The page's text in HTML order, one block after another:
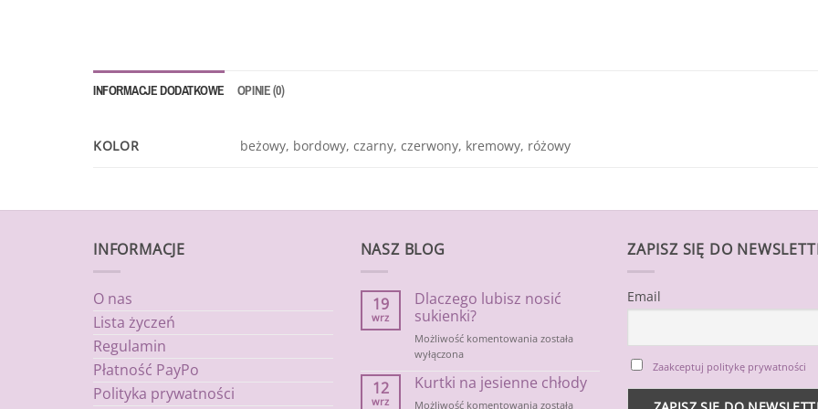
INFORMACJE DODATKOWE OPINIE (0)
KOLOR beżowy, bordowy, czarny, czerwony, kremowy, różowy
INFORMACJE
O nas
Lista życzeń
Regulamin
Płatność PayPo
Polityka prywatności
NASZ BLOG
19
wrz
Dlaczego lubisz nosić
sukienki?
Możliwość komentowania Dlaczego
nosić
sukienki?
została
wyłączona
12
wrz
Kurtki na jesienne chłody
Możliwość komentowania Kurtki
została
ZAPISZ SIĘ DO
Email
Zaakceptuj politykę prywatności